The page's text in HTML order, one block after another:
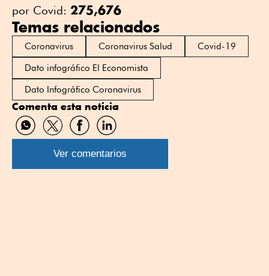
por Covid: 275,676
Temas relacionados
Coronavirus Coronavirus Salud
Covid-19
Dato infográfico El Economista
Dato Infográfico Coronavirus
Comenta esta noticia
Compartir
por
WhatsApp
Compartir
por
Twitter
Compartir
por
Facebook
Compartir
por
Linkedin
Ver comentarios